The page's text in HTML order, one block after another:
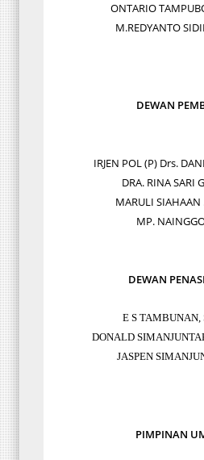
ONTARIO
M.REDYANTO
DEWAN
IRJEN POL (P) Drs.
DRA. RINA SARI
MARULI SIAHAAN
MP.
DEWAN
E S TAMBUNAN,
DONALD
JASPEN
PIMPINAN